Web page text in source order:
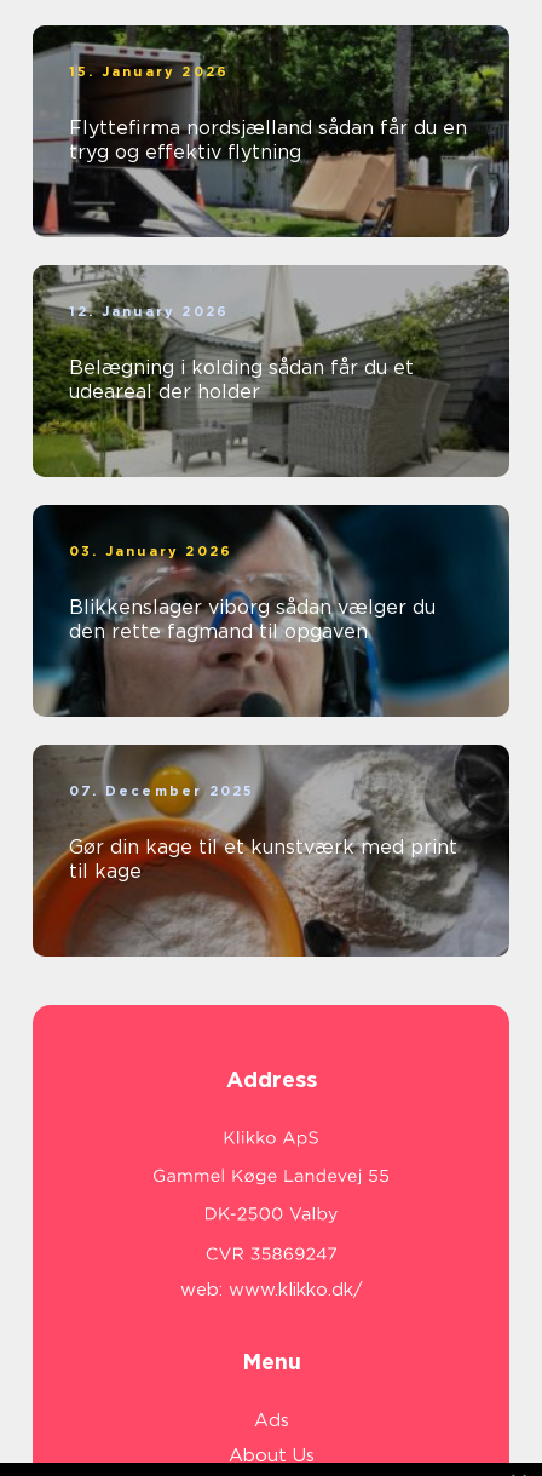
15. January 2026
Flyttefirma nordsjælland sådan får du en
tryg og effektiv flytning
12. January 2026
Belægning i kolding sådan får du et
udeareal der holder
03. January 2026
Blikkenslager viborg sådan vælger du
den rette fagmand til opgaven
07. December 2025
Gør din kage til et kunstværk med print
til kage
Address
web: www.klikko.dk/
Menu
Ads
About Us